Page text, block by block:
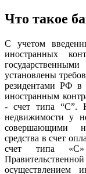
Что такое
С учетом
иностранных
установлены
резидентами РФ в
иностранным
- счет типа “С”.
недвижимости у
совершающими
средства в счет
счет типа «С»
осуществлением